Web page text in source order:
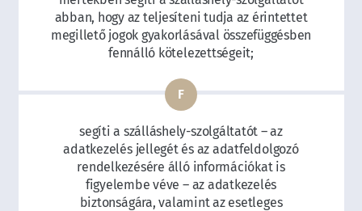
abban, hogy az teljesíteni tudja az érintettet
megillető jogok gyakorlásával összefüggésben
fennálló kötelezettségeit;
segíti a szálláshely-szolgáltatót – az
adatkezelés jellegét és az adatfeldolgozó
rendelkezésére álló információkat is
figyelembe véve – az adatkezelés
biztonságára, valamint az esetleges